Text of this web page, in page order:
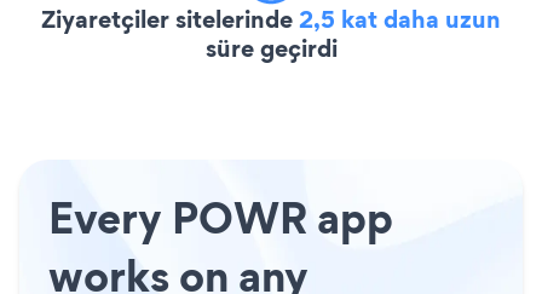
Ziyaretçiler sitelerinde2,5 kat daha uzun
süre geçirdi
Every POWR app
works on any